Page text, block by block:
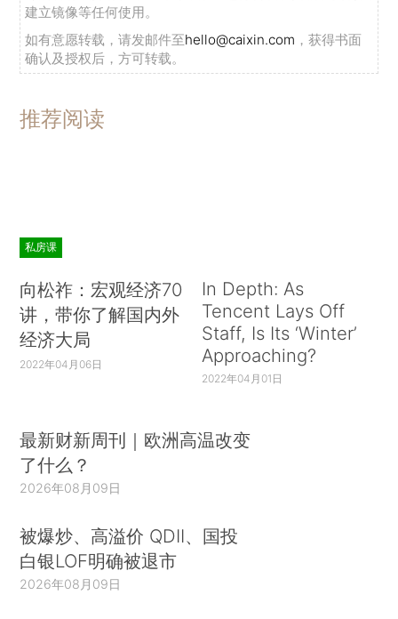
建立镜像等任何使用。
如有意愿转载，请发邮件至hello@caixin.com ，获得书面
确认及授权后，方可转载。
推荐阅读
私房课
向松祚：宏观经济70
讲，带你了解国内外
经济大局
2022年04月06日
In Depth: As
Tencent Lays Off
Staff, Is Its ‘Winter’
Approaching?
2022年04月01日
最新财新周刊｜欧洲高温改变
了什么？
2026年08月09日
被爆炒、高溢价 QDII、国投
白银LOF明确被退市
2026年08月09日